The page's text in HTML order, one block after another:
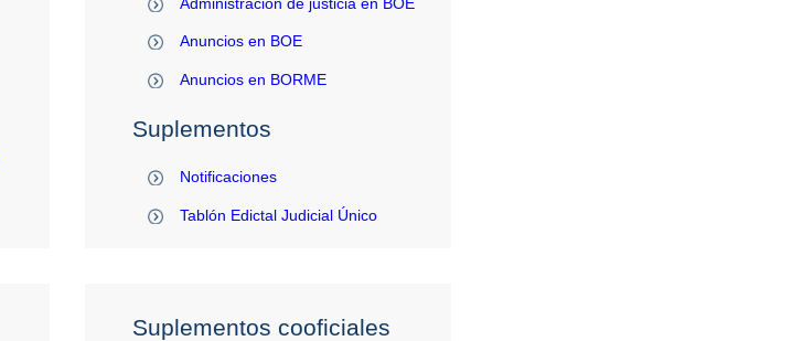
Anuncios en BOE
Anuncios en BORME
Suplementos
Notificaciones
Tablón Edictal Judicial Único
Suplementos cooficiales